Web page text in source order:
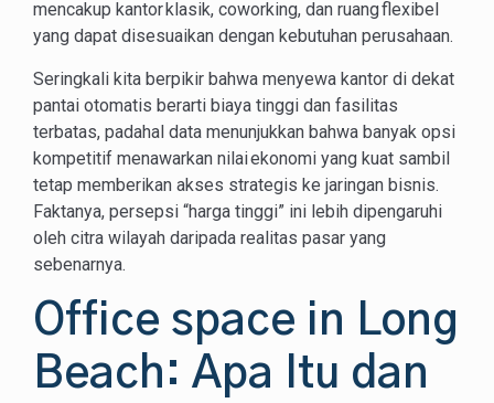
mencakup kantor klasik, coworking, dan ruang flexibel
yang dapat disesuaikan dengan kebutuhan perusahaan.
Seringkali kita berpikir bahwa menyewa kantor di dekat
pantai otomatis berarti biaya tinggi dan fasilitas
terbatas, padahal data menunjukkan bahwa banyak opsi
kompetitif menawarkan nilai ekonomi yang kuat sambil
tetap memberikan akses strategis ke jaringan bisnis.
Faktanya, persepsi “harga tinggi” ini lebih dipengaruhi
oleh citra wilayah daripada realitas pasar yang
sebenarnya.
Office space in Long
Beach: Apa Itu dan